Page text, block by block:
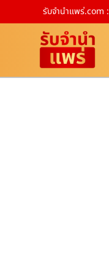
รับจํานําแพร่.com :